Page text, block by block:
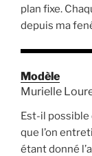
plan fixe.
depuis ma
Modèle
Murielle
Est-il possible
que l’on
étant donné